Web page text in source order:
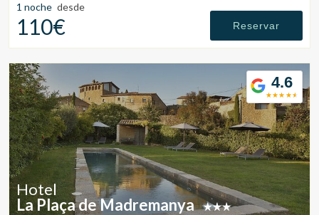
1 noche desde
110€ Reservar
4.6
Hotel
La Plaça de Madremanya